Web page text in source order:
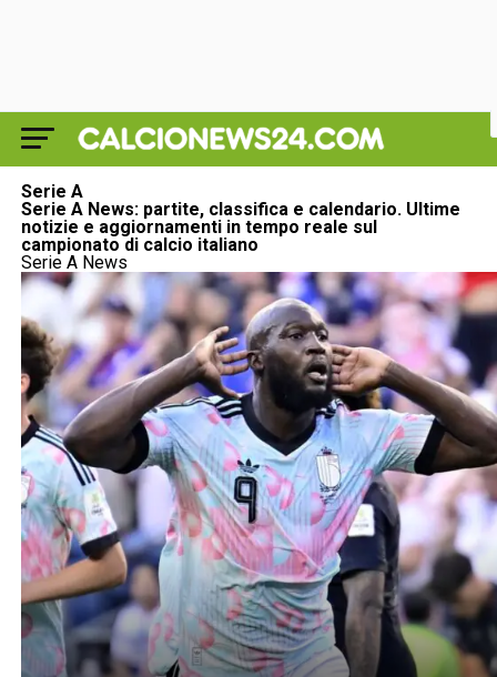
Serie A
Serie A News: partite, classifica e calendario. Ultime
notizie e aggiornamenti in tempo reale sul
campionato di calcio italiano
Serie A News